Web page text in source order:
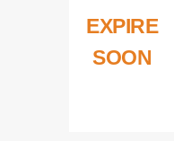
EXPIRE
SOON